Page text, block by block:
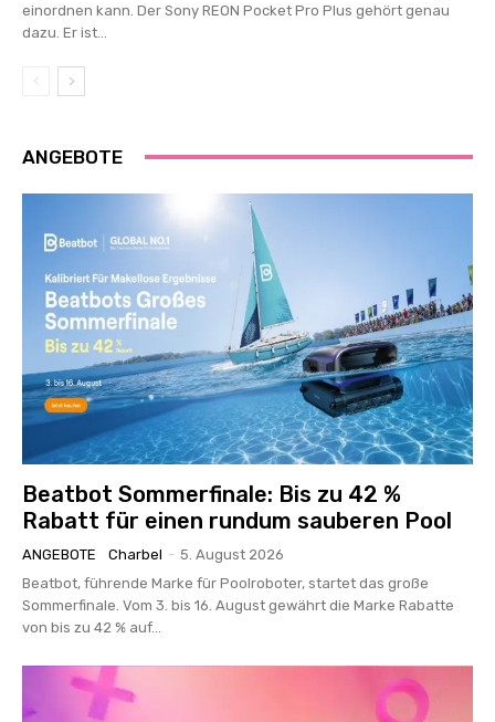
einordnen kann. Der Sony REON Pocket Pro Plus gehört genau
dazu. Er ist...
ANGEBOTE
Beatbot Sommerfinale: Bis zu 42 %
Rabatt für einen rundum sauberen Pool
ANGEBOTE Charbel - 5. August 2026
Beatbot, führende Marke für Poolroboter, startet das große
Sommerfinale. Vom 3. bis 16. August gewährt die Marke Rabatte
von bis zu 42 % auf...